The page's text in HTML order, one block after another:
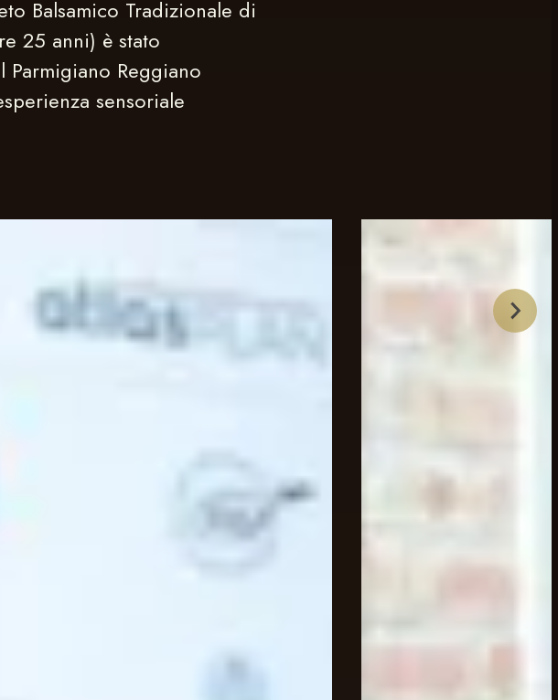
Balsamico Tradizionale di
25 anni) è stato
Reggiano
sensoriale